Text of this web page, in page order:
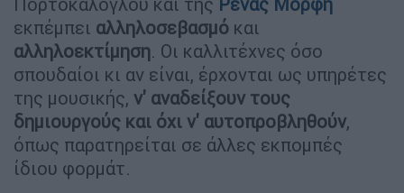
εκπέμπει αλληλοσεβασμό και
αλληλοεκτίμηση. Οι καλλιτέχνες όσο
σπουδαίοι κι αν είναι, έρχονται ως υπηρέτες
της μουσικής, ν' αναδείξουν τους
δημιουργούς και όχι ν' αυτοπροβληθούν,
όπως παρατηρείται σε άλλες εκπομπές
ίδιου φορμάτ.